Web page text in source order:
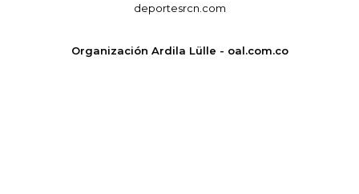
deportesrcn.com
Organización Ardila Lülle - oal.com.co